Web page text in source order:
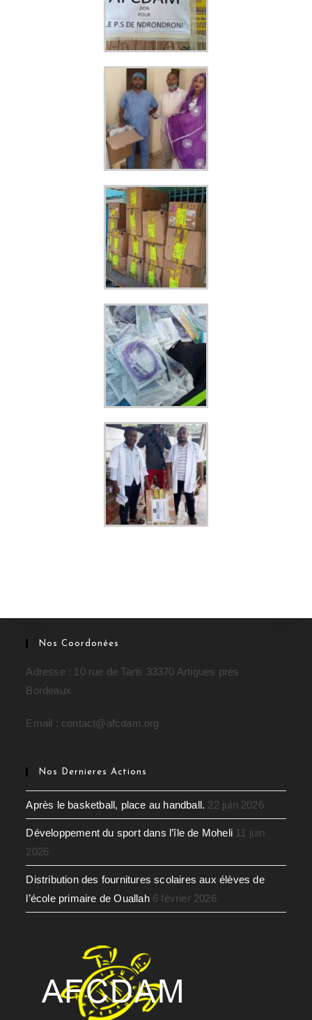
Nos Coordonées
Adresse : 10 rue de Taris 33370 Artigues prés
Bordeaux
Email : contact@afcdam.org
Nos Dernieres Actions
Après le basketball, place au handball. 22 juin 2026
Développement du sport dans l’île de Moheli 11 juin
2026
Distribution des fournitures scolaires aux élèves de
l’école primaire de Ouallah 6 février 2026